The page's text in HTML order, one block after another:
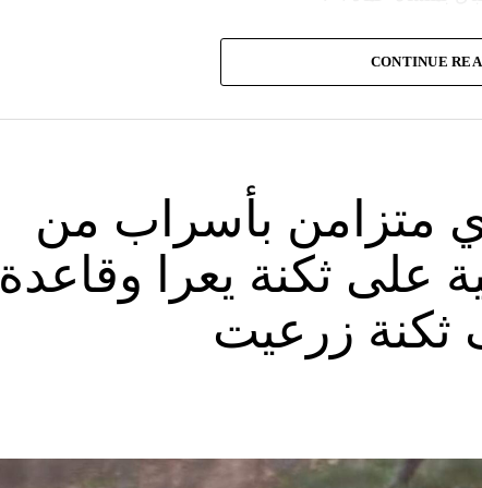
منشأة عسكرية تحمل اسم “عماد 4″، نسبة الى القائد العسكري في “الحزب” عماد مغنية الذي
CONTINUE
متزامن بأسراب من
على ثكنة يعرا وقاعدة
زرعيت